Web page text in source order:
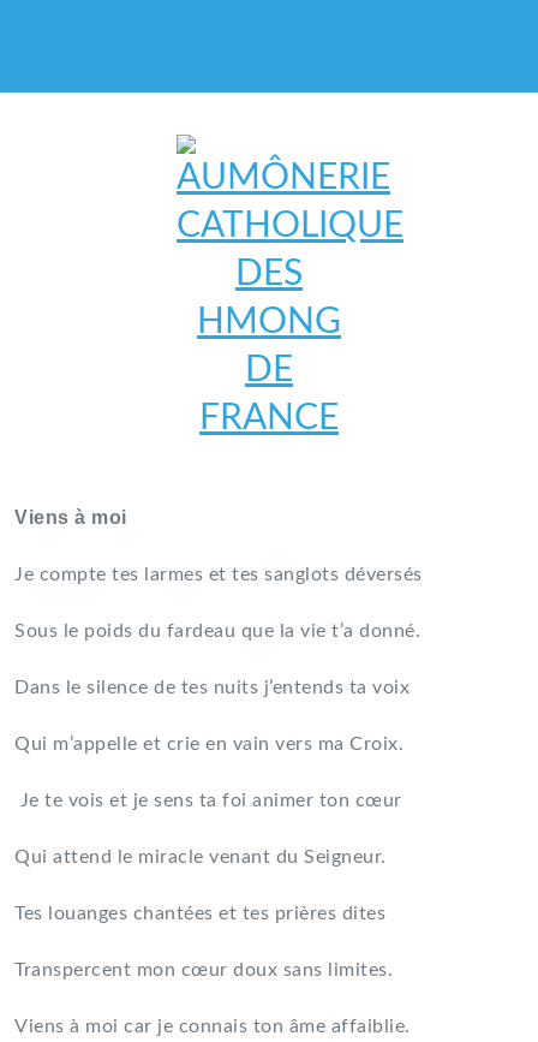
DES HMONG DE FRANCE
Viens à moi
Je compte tes larmes et tes sanglots déversés
Sous le poids du fardeau que la vie t’a donné.
Dans le silence de tes nuits j’entends ta voix
Qui m’appelle et crie en vain vers ma Croix.
Je te vois et je sens ta foi animer ton cœur
Qui attend le miracle venant du Seigneur.
Tes louanges chantées et tes prières dites
Transpercent mon cœur doux sans limites.
Viens à moi car je connais ton âme affaiblie.